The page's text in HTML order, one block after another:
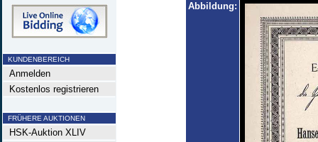
KUNDENBEREICH
Anmelden
Kostenlos registrieren
FRÜHERE AUKTIONEN
HSK-Auktion XLIV
Abbildung: